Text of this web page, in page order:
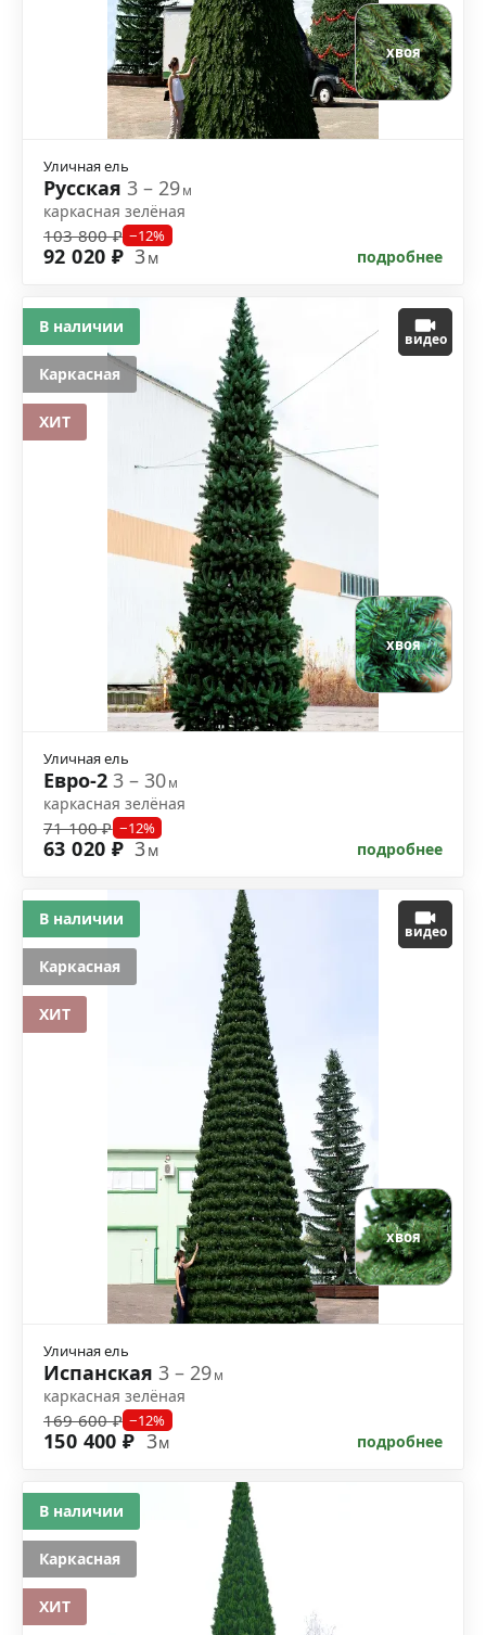
хвоя
Уличная ель
Русская 3 – 29м
каркасная зелёная
103 800 ₽ −12%
92 020 ₽ 3м подробнее
видео
хвоя
Уличная ель
Евро-2 3 – 30м
каркасная зелёная
71 100 ₽ −12%
63 020 ₽ 3м подробнее
В наличии
Каркасная
ХИТ
видео
хвоя
Уличная ель
Испанская 3 – 29м
каркасная зелёная
169 600 ₽ −12%
150 400 ₽ 3м подробнее
В наличии
Каркасная
ХИТ
В наличии
Каркасная
ХИТ